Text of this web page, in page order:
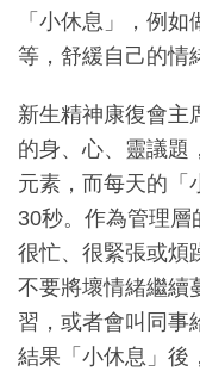
「小休息」，例
等，舒緩自己的情
新生精神康復會主
的身、心、靈議題
元素，而每天的「
30秒。作為管理層
很忙、很緊張或煩
不要將壞情緒繼續
習，或者會叫同事
結果「小休息」後